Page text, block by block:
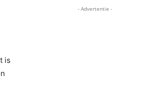
is
- Advertentie -